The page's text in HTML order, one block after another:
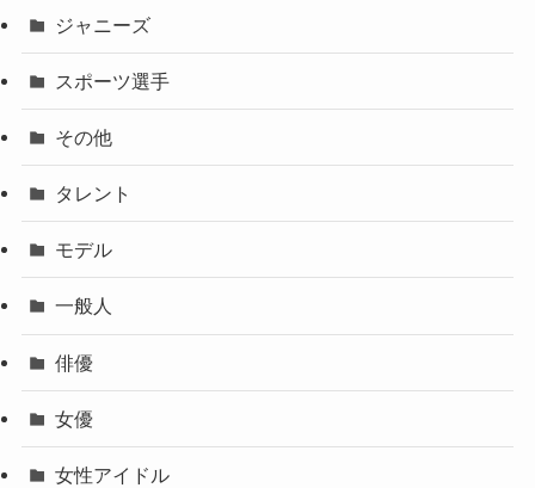
ジャニーズ
スポーツ選手
その他
タレント
モデル
一般人
俳優
女優
女性アイドル